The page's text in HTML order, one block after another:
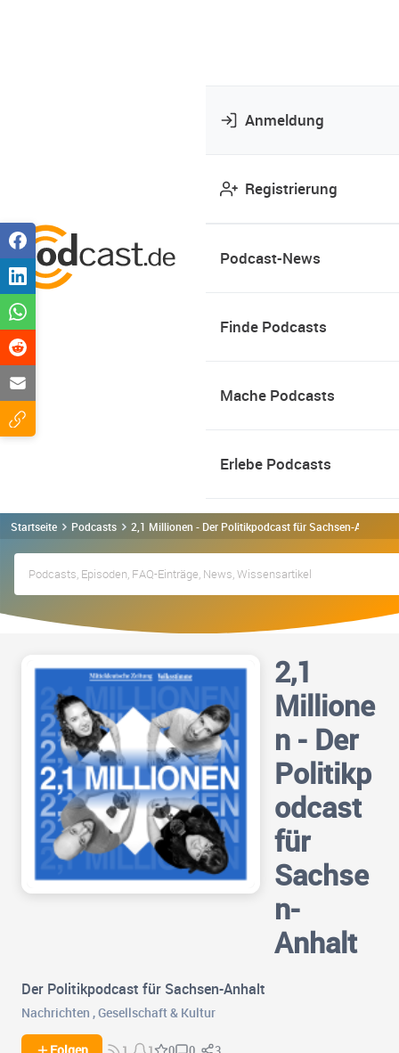
Anmeldung
Registrierung
Podcast-News
Finde Podcasts
Mache Podcasts
Erlebe Podcasts
Startseite Podcasts 2,1 Millionen - Der Politikpodcast für Sachsen-Anhalt
2,1
Millione
n - Der
Politikp
odcast
für
Sachse
n-
Anhalt
Der Politikpodcast für Sachsen-Anhalt
Nachrichten ,Gesellschaft & Kultur